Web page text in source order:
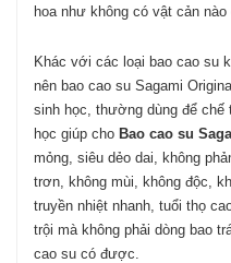
hoa như không có vật cản nào
Khác với các loại bao cao su
nên bao cao su Sagami
sinh học, thường dùng để chế
học giúp cho Bao cao su
mỏng, siêu dẻo dai, không
trơn, không mùi, không độc,
truyền nhiệt nhanh, tuổi thọ
trội mà không phải dòng bao
cao su có được.